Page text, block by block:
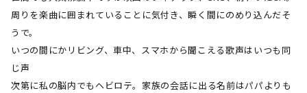
周りを楽曲に囲まれていることに気付き、瞬く間にのめり込んだそ
うで。
いつの間にかリビング、車中、スマホから聞こえる歌声はいつも同
じ声
次第に私の脳内でもヘビロテ。家族の会話に出る名前はパパよりも